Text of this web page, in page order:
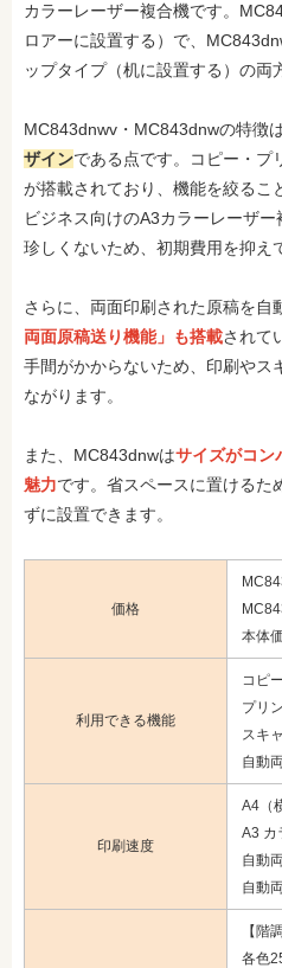
カラーレーザー複合機です。
ロアーに設置する）で、
ップタイプ（机に設置する）の両
MC843dnwv・MC843dnwの特徴は
ザインである点です。コピー・プ
が搭載されており、機能を絞るこ
ビジネス向けのA3カラーレーザ
珍しくないため、初期費用を抑え
さらに、両面印刷された原稿を自
両面原稿送り機能」も搭載されて
手間がかからないため、印刷やス
ながります。
また、MC843dnwはサイズがコン
魅力です。省スペースに置けるた
ずに設置できます。
価格
本体
利用できる機能
コピー
プリ
スキ
自動
印刷速度
A4（
A3 カ
自動
自動
【階
各色